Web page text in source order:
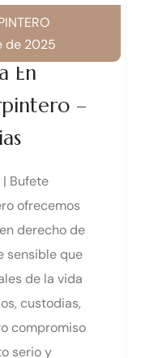
En
–
de 2025
Bufete
ofrecemos
derecho de
sensible que
de la vida
custodias,
compromiso
serio y